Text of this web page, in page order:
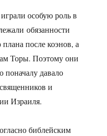
особую роль в
обязанности
после коэнов, а
Торы. Поэтому они
поначалу давало
и
Израиля.
библейским